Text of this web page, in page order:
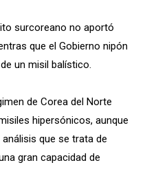
surcoreano no aportó
que el Gobierno nipón
un misil balístico.
de Corea del Norte
hipersónicos, aunque
que se trata de
gran capacidad de